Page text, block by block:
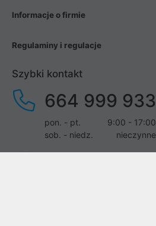
Informacje o firmie
Regulaminy i regulacje
Szybki kontakt
664 999 933
pon. - pt.
9:00 - 17:00
sob. - niedz.
nieczynne